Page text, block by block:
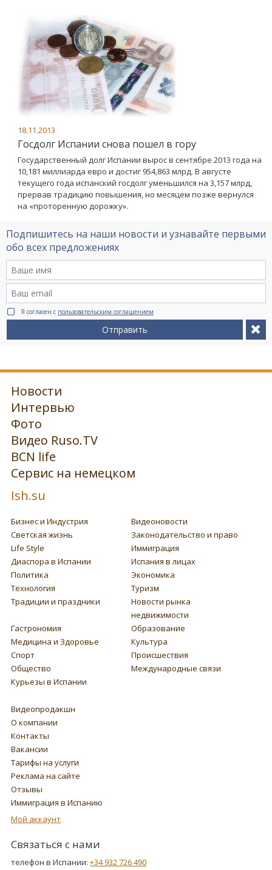
18.11.2013
Госдолг Испании снова пошел в гору
Государственный долг Испании вырос в сентябре 2013 года на
10,181 миллиарда евро и достиг 954,863 млрд. В августе
текущего года испанский госдолг уменьшился на 3,157 млрд,
прервав традицию повышения, но месяцем позже вернулся
на «проторенную дорожку».
Подпишитесь на наши новости и узнавайте первыми
обо всех предложениях
Я согласен с пользовательским соглашением
Отправить
Новости
Интервью
Фото
Видео Ruso.TV
BCN life
Сервис на немецком
Ish.su
Бизнес и Индустрия
Видеоновости
Светская жизнь
Законодательство и право
Life Style
Иммиграция
Диаспора в Испании
Испания в лицах
Политика
Экономика
Технология
Туризм
Традиции и праздники
Новости рынка
недвижимости
Гастрономия
Образование
Медицина и Здоровье
Культура
Спорт
Происшествия
Общество
Международные связи
Курьезы в Испании
Видеопродакшн
О компании
Контакты
Вакансии
Тарифы на услуги
Реклама на сайте
Отзывы
Иммиграция в Испанию
Мой аккаунт
Связаться с нами
телефон в Испании: +34 932 726 490